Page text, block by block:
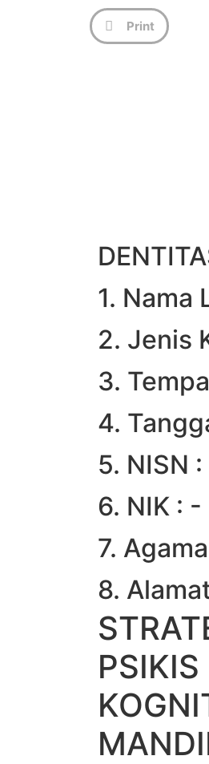
1. Nama
2. Jenis
3.
4.
5. NISN
6. NIK : -
7.
8.
Print